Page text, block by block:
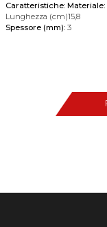
Caratteristiche: Materiale:
Lunghezza (cm)15,8
Spessore (mm): 3